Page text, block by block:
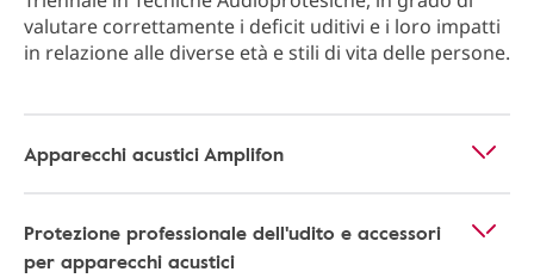
valutare correttamente i deficit uditivi e i loro impatti
in relazione alle diverse età e stili di vita delle persone.
Apparecchi acustici Amplifon
Protezione professionale dell'udito e accessori
per apparecchi acustici